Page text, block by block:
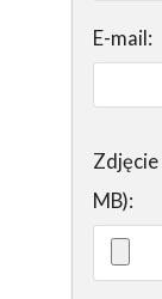
E-mail:
Zdjęcie
MB):